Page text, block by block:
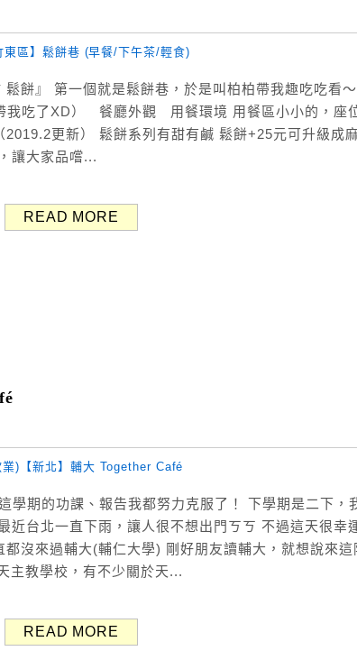
餅』 第一個就是鬆餅巷，於是叫柏柏帶我趣吃吃看
我吃了XD） 餐廳外觀 用餐環境 用餐區小小的，座
更新） 鬆餅系列有甜有鹹 鬆餅+25元可升級成
讓大家品嚐...
READ MORE
學期的功課、報告我都努力克服了！ 下學期是二下，
近台北一直下雨，讓人很不想出門ㄎㄎ 不過這天很幸
沒來過輔大(輔仁大學) 剛好朋友讀輔大，就想說來這
主教學校，有不少關於天...
READ MORE